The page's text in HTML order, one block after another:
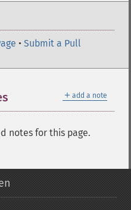
• Submit a Pull
＋ add a note
notes for this page.